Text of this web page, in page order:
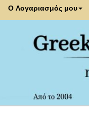
Ο Λογαριασμός μου